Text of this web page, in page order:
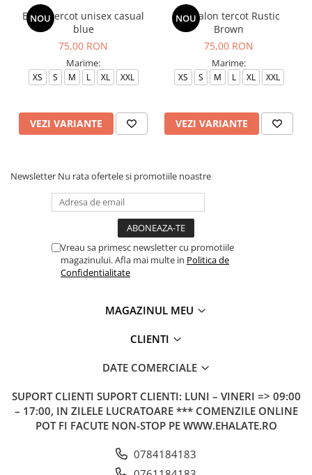
NOU
Bluza tercot unisex casual
blue
75,00 RON
Marime:
XS S M L XL XXL
VEZI VARIANTE
NOU
Pantalon tercot Rustic
Brown
75,00 RON
Marime:
XS S M L XL XXL
VEZI VARIANTE
Newsletter Nu rata ofertele si promotiile noastre
Vreau sa primesc newsletter cu promotiile
magazinului. Afla mai multe in Politica de
Confidentialitate
MAGAZINUL MEU
CLIENTI
DATE COMERCIALE
SUPORT CLIENTI SUPORT CLIENTI: LUNI – VINERI => 09:00
– 17:00, IN ZILELE LUCRATOARE *** COMENZILE ONLINE
POT FI FACUTE NON-STOP PE WWW.EHALATE.RO
0784184183